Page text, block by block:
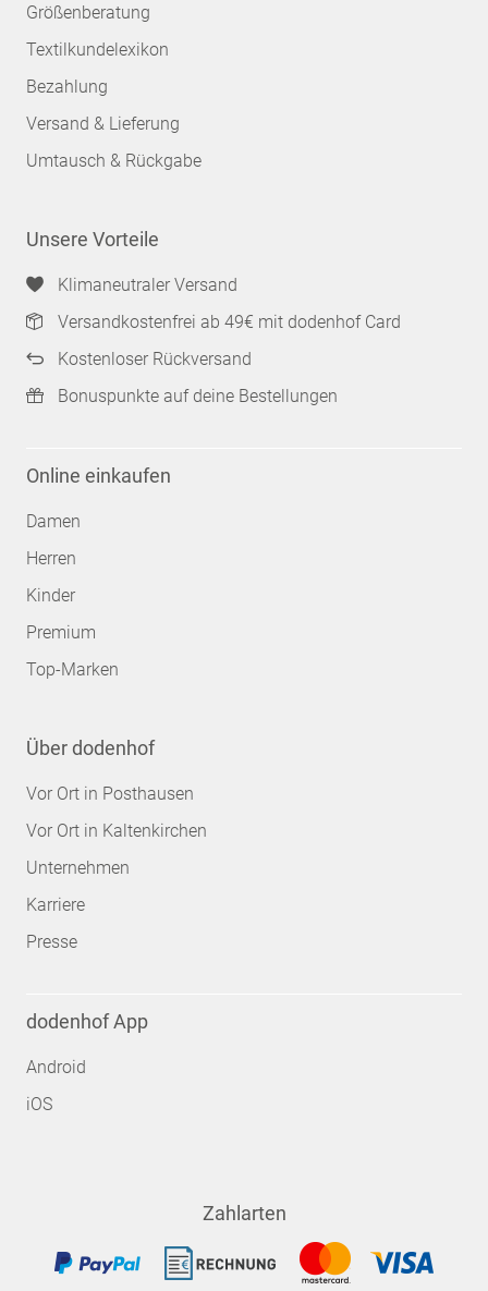
Größenberatung
Textilkundelexikon
Bezahlung
Versand & Lieferung
Umtausch & Rückgabe
Unsere Vorteile
Klimaneutraler Versand
Versandkostenfrei ab 49€ mit dodenhof Card
Kostenloser Rückversand
Bonuspunkte auf deine Bestellungen
Online einkaufen
Damen
Herren
Kinder
Premium
Top-Marken
Über dodenhof
Vor Ort in Posthausen
Vor Ort in Kaltenkirchen
Unternehmen
Karriere
Presse
dodenhof App
Android
iOS
Zahlarten